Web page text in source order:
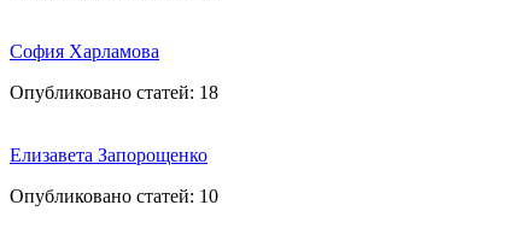
София Харламова
Опубликовано статей: 18
Елизавета Запорощенко
Опубликовано статей: 10